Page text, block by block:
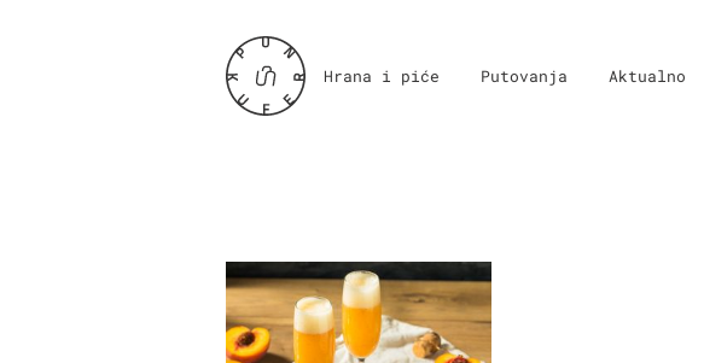
Hrana i piće Putovanja Aktualno